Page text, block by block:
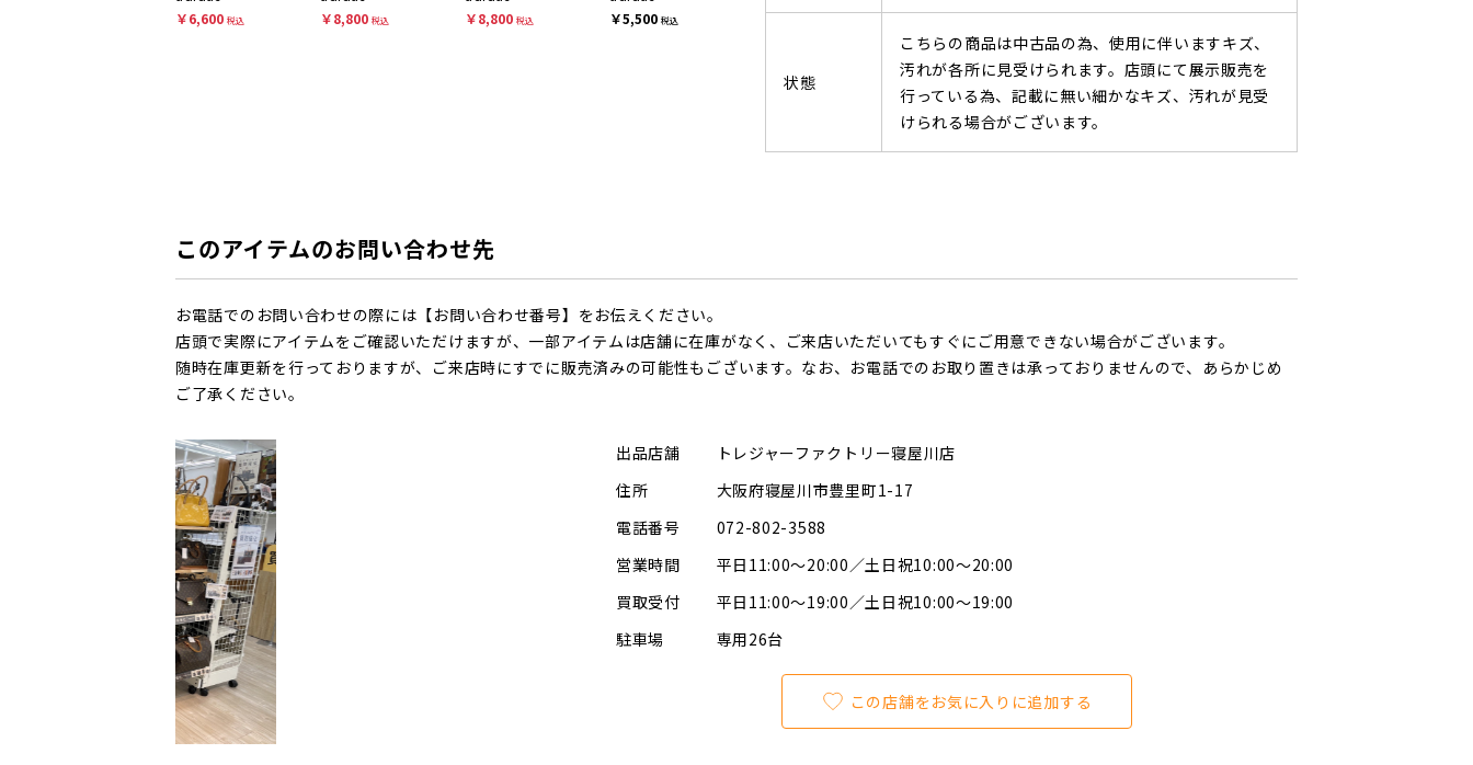
￥6,600 税込
￥8,800 税込
￥8,800 税込
￥5,500 税込
状態
こちらの商品は中古品の為、使用に伴いますキズ、
汚れが各所に見受けられます。店頭にて展示販売を
行っている為、記載に無い細かなキズ、汚れが見受
けられる場合がございます。
このアイテムのお問い合わせ先
お電話でのお問い合わせの際には【お問い合わせ番号】をお伝えください。
店頭で実際にアイテムをご確認いただけますが、一部アイテムは店舗に在庫がなく、ご来店いただいてもすぐにご用意できない場合がございます。
随時在庫更新を行っておりますが、ご来店時にすでに販売済みの可能性もございます。なお、お電話でのお取り置きは承っておりませんので、あらかじめ
ご了承ください。
出品店舗
トレジャーファクトリー寝屋川店
住所
大阪府寝屋川市豊里町1-17
電話番号
072-802-3588
営業時間
平日11:00～20:00／土日祝10:00～20:00
買取受付
平日11:00～19:00／土日祝10:00～19:00
駐車場
専用26台
この店舗をお気に入りに追加する